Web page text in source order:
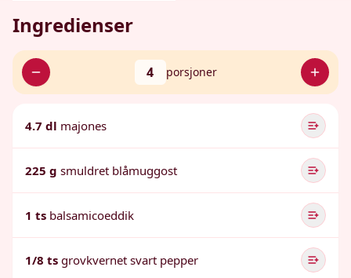
Ingredienser
4 porsjoner
4.7 dl majones
225 g smuldret blåmuggost
1 ts balsamicoeddik
1/8 ts grovkvernet svart pepper